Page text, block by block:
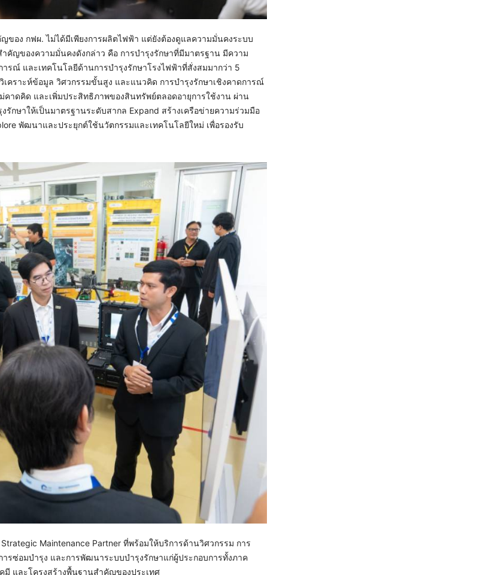
ของ กฟผ. ไม่ได้มีเพียงการผลิตไฟฟ้า แต่ยังต้องดูแลความมั่นคงระบบ
คัญของความมั่นคงดังกล่าว คือ การบำรุงรักษาที่มีมาตรฐาน มีความ
ณ์ และเทคโนโลยีด้านการบำรุงรักษาโรงไฟฟ้าที่สั่งสมมากว่า 5
คราะห์ข้อมูล วิศวกรรมขั้นสูง และแนวคิด การบำรุงรักษาเชิงคาดการณ์
คาดคิด และเพิ่มประสิทธิภาพของสินทรัพย์ตลอดอายุการใช้งาน ผ่าน
กษาให้เป็นมาตรฐานระดับสากล Expand สร้างเครือข่ายความร่วมมือ
พัฒนาและประยุกต์ใช้นวัตกรรมและเทคโนโลยีใหม่ เพื่อรองรับ
Maintenance Partner ที่พร้อมให้บริการด้านวิศวกรรม การ
ารซ่อมบำรุง และการพัฒนาระบบบำรุงรักษาแก่ผู้ประกอบการทั้งภาค
มี และโครงสร้างพื้นฐานสำคัญของประเทศ